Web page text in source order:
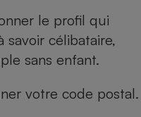
le profil qui
savoir célibataire,
sans enfant.
votre code postal.